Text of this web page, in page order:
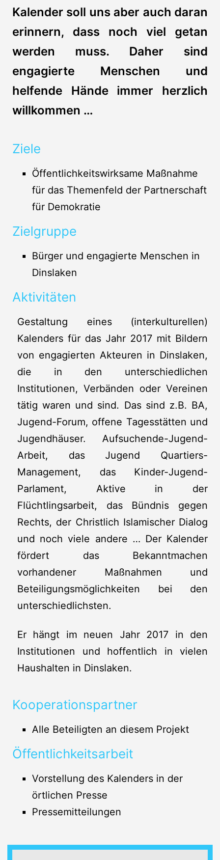
Kalender soll uns aber auch daran
erinnern, dass noch viel getan
werden muss. Daher sind
engagierte Menschen und
helfende Hände immer herzlich
willkommen …
Ziele
Öffentlichkeitswirksame Maßnahme
für das Themenfeld der Partnerschaft
für Demokratie
Zielgruppe
Bürger und engagierte Menschen in
Dinslaken
Aktivitäten
Gestaltung eines (interkulturellen)
Kalenders für das Jahr 2017 mit Bildern
von engagierten Akteuren in Dinslaken,
die in den unterschiedlichen
Institutionen, Verbänden oder Vereinen
tätig waren und sind. Das sind z.B. BA,
Jugend-Forum, offene Tagesstätten und
Jugendhäuser. Aufsuchende-Jugend-
Arbeit, das Jugend Quartiers-
Management, das Kinder-Jugend-
Parlament, Aktive in der
Flüchtlingsarbeit, das Bündnis gegen
Rechts, der Christlich Islamischer Dialog
und noch viele andere … Der Kalender
fördert das Bekanntmachen
vorhandener Maßnahmen und
Beteiligungsmöglichkeiten bei den
unterschiedlichsten.
Er hängt im neuen Jahr 2017 in den
Institutionen und hoffentlich in vielen
Haushalten in Dinslaken.
Kooperationspartner
Alle Beteiligten an diesem Projekt
Öffentlichkeitsarbeit
Vorstellung des Kalenders in der
örtlichen Presse
Pressemitteilungen